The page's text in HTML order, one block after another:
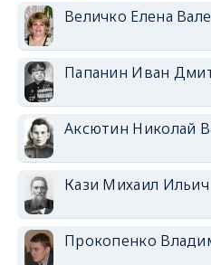
Величко Елена
Папанин Иван
Аксютин Николай
Кази Михаил Ильич
Прокопенко